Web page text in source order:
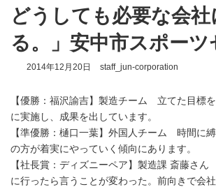
どうしても必要な会社
る。」安中市スポーツ
2014年12月20日 staff_jun-corporation
【優勝：福沢諭吉】製造チーム 立てた目標
に実施し、成果を出しています。
【準優勝：樋口一葉】外国人チーム 時間に
の方が着実にやっていく傾向にあります。
【社長賞：ディズニーペア】製造課 斎藤さ
に行ったら言うことが変わった。前向きで会